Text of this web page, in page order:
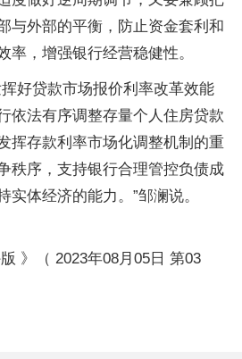
与外部的平衡，防止资金套利和
率，增强银行经营稳健性。
好贷款市场报价利率改革效能
依法有序调整存量个人住房贷款
挥存款利率市场化调整机制的重
秩序，支持银行合理管控负债成
实体经济的能力。”邹澜说。
》（ 2023年08月05日 第03